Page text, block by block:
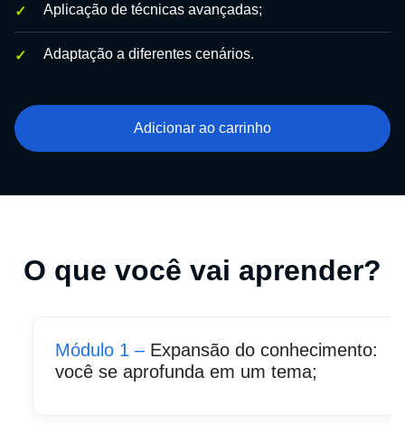
Aplicação de técnicas avançadas;
Adaptação a diferentes cenários.
Adicionar ao carrinho
O que você vai aprender?
Módulo 1 – Expansão do conhecimento:
você se aprofunda em um tema;